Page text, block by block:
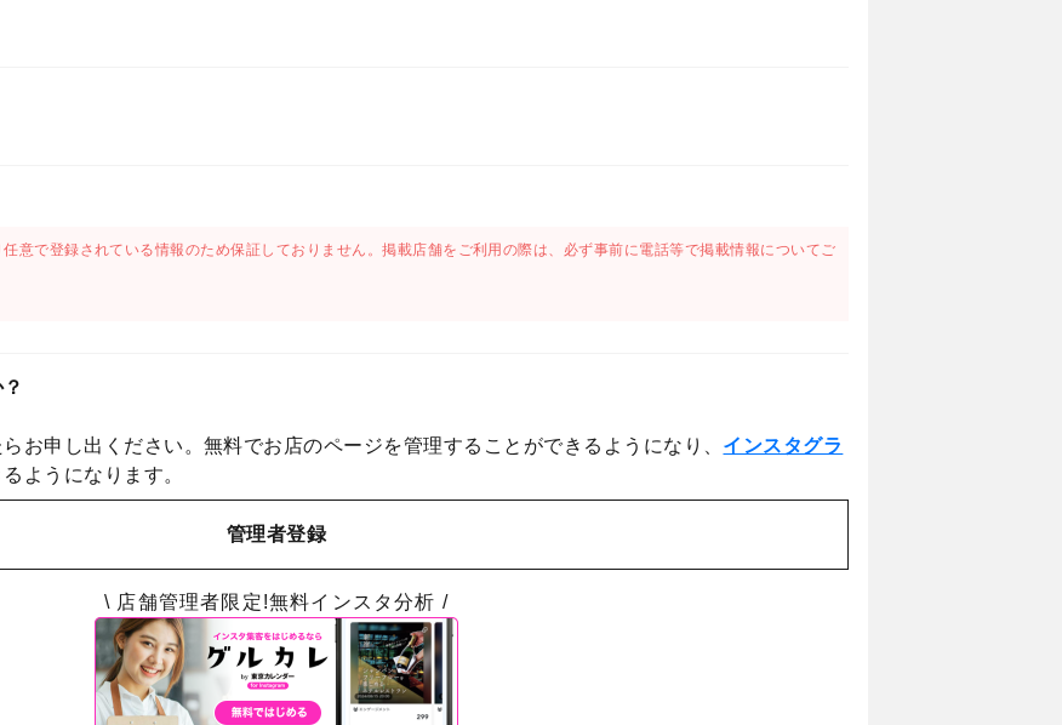
意で登録されている情報のため保証しておりません。掲載店舗をご利用の際は、必ず事前に電話等で掲載情報についてご
お申し出ください。無料でお店のページを管理することができるようになり、 インスタグラ
ようになります。
管理者登録
\ 店舗管理者限定!無料インスタ分析 /